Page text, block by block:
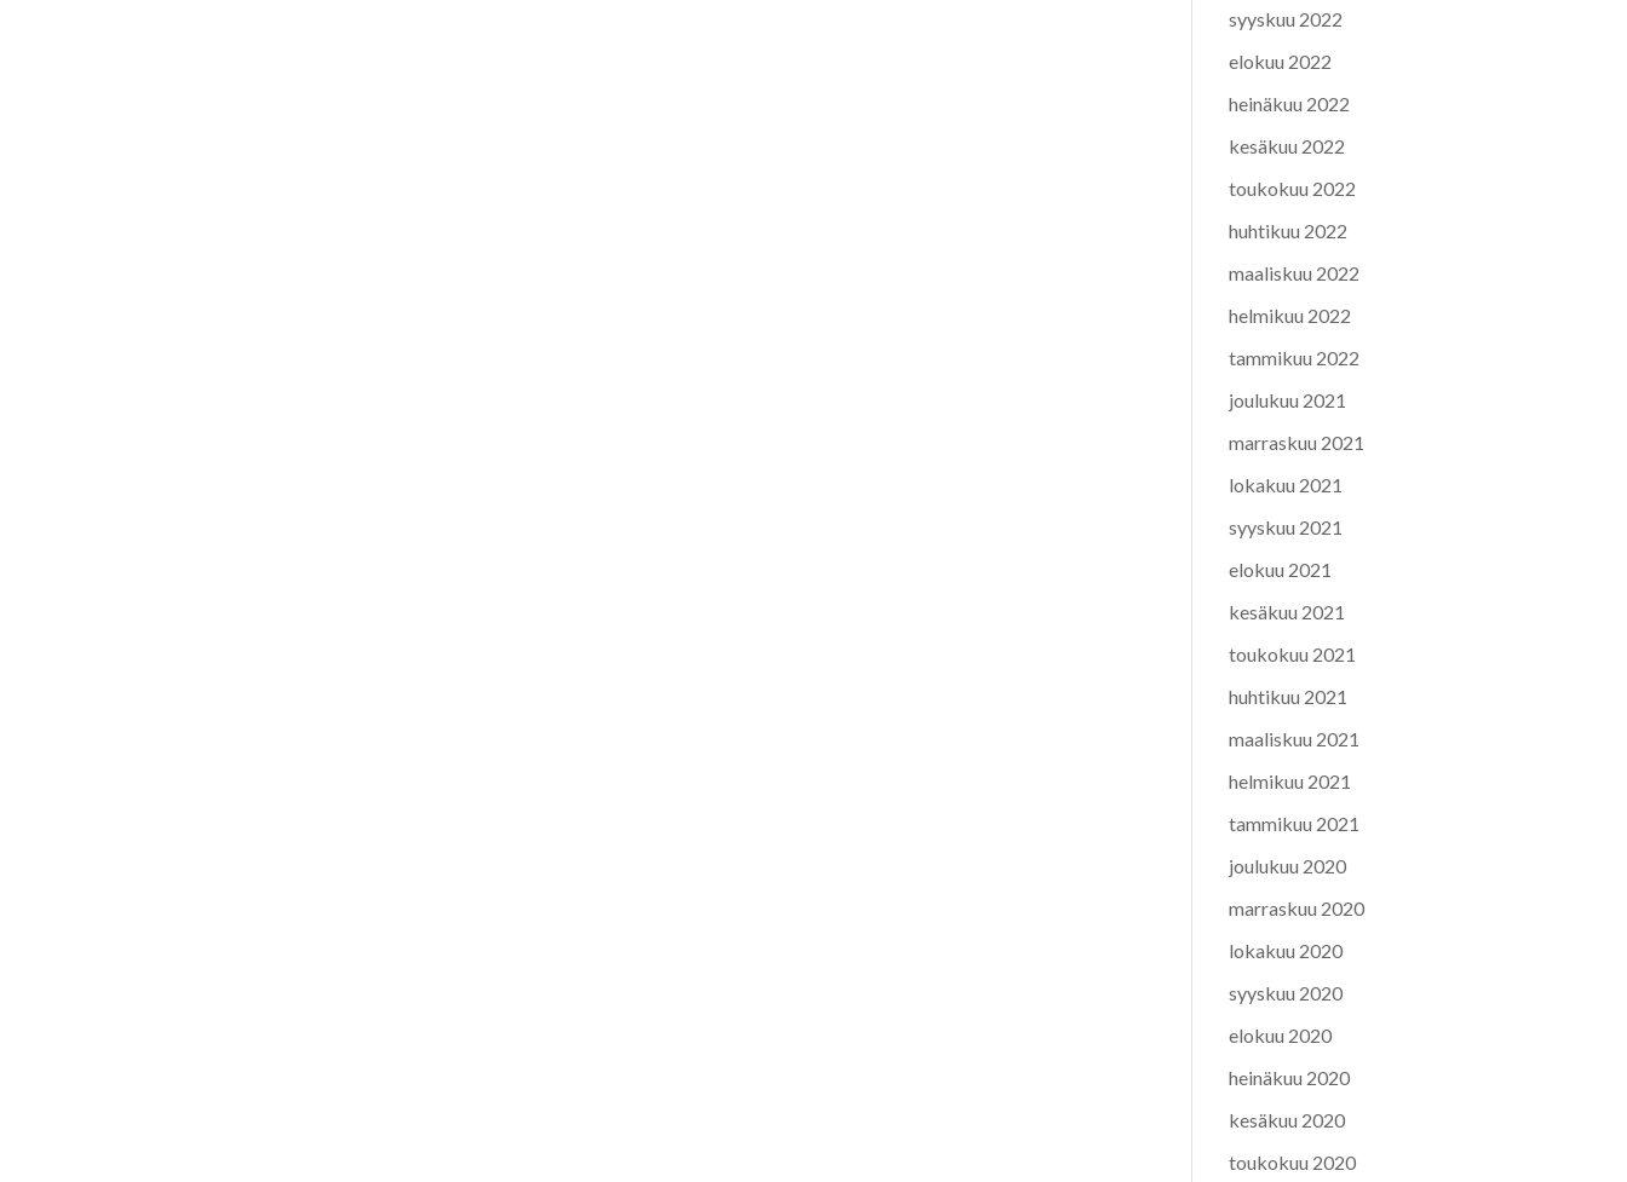
syyskuu 2022
elokuu 2022
heinäkuu 2022
kesäkuu 2022
toukokuu 2022
huhtikuu 2022
maaliskuu 2022
helmikuu 2022
tammikuu 2022
joulukuu 2021
marraskuu 2021
lokakuu 2021
syyskuu 2021
elokuu 2021
kesäkuu 2021
toukokuu 2021
huhtikuu 2021
maaliskuu 2021
helmikuu 2021
tammikuu 2021
joulukuu 2020
marraskuu 2020
lokakuu 2020
syyskuu 2020
elokuu 2020
heinäkuu 2020
kesäkuu 2020
toukokuu 2020